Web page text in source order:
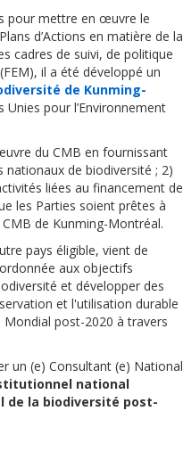
pour mettre en œuvre le
d’Actions en matière de la
cadres de suivi, de politique
il a été développé un
de Kunming-
pour l’Environnement
du CMB en fournissant
de biodiversité ; 2)
liées au financement de
les Parties soient prêtes à
de Kunming-Montréal.
pays éligible, vient de
aux objectifs
et développer des
et l'utilisation durable
post-2020 à travers
un (e) Consultant (e) National
national
de la biodiversité post-